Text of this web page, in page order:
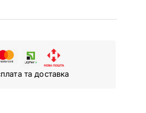
та доставка